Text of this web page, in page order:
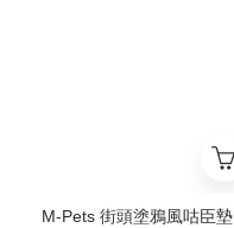
M-Pets 街頭塗鴉風咕臣墊